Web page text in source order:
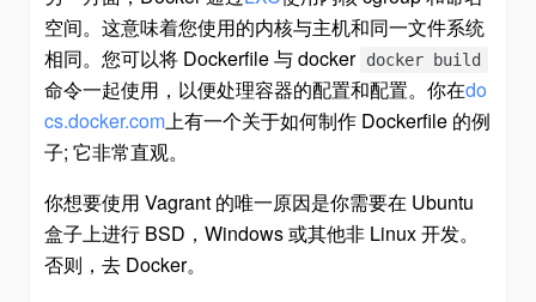
空间。这意味着您使用的内核与主机和同一文件系统
相同。您可以将 Dockerfile 与 docker docker build
命令一起使用，以便处理容器的配置和配置。你在do
cs.docker.com上有一个关于如何制作 Dockerfile 的例
子; 它非常直观。
你想要使用 Vagrant 的唯一原因是你需要在 Ubuntu
盒子上进行 BSD，Windows 或其他非 Linux 开发。
否则，去 Docker。